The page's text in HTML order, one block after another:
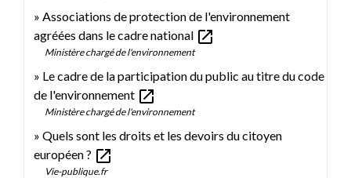
Associations de protection de l'environnement
agréées dans le cadre national open_in_new
Ministère chargé de l'environnement
Le cadre de la participation du public au titre du code
de l'environnement open_in_new
Ministère chargé de l'environnement
Quels sont les droits et les devoirs du citoyen
européen ? open_in_new
Vie-publique.fr